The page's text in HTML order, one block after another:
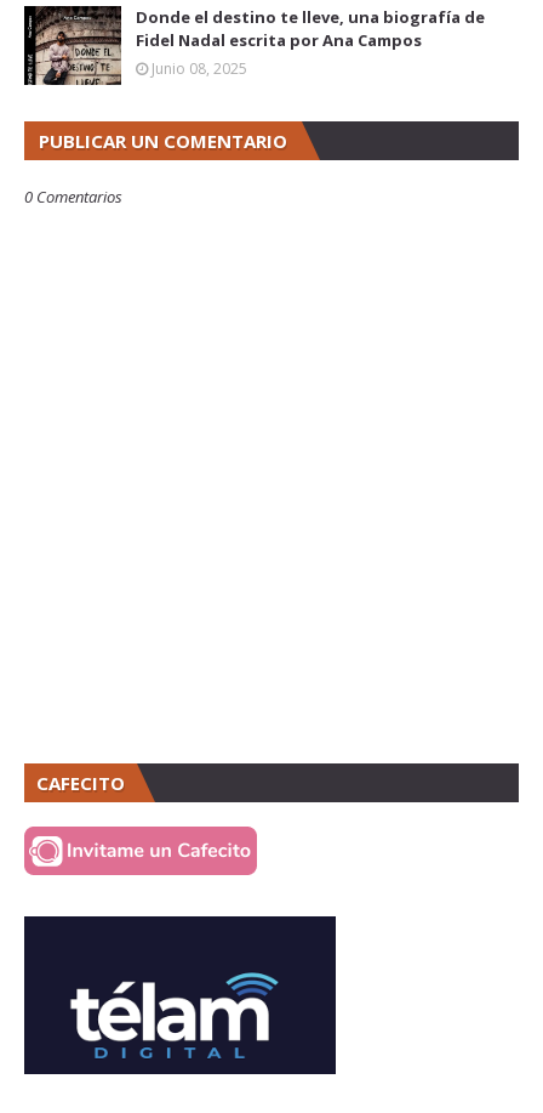
Donde el destino te lleve, una biografía de
Fidel Nadal escrita por Ana Campos
Junio 08, 2025
PUBLICAR UN COMENTARIO
0 Comentarios
CAFECITO